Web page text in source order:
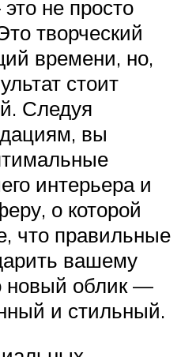
не просто
творческий
времени, но,
стоит
Следуя
вы
интерьера и
о которой
что правильные
вашему
новый облик —
и стильный.